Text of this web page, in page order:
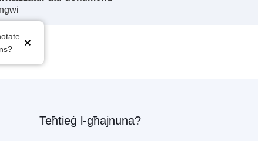
Teħtieġ l-għajnuna?